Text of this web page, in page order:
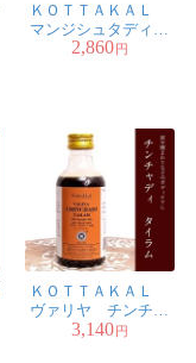
ＫＯＴＴＡＫＡＬ
マンジシュタディ
タイラム
2,860 円
ＫＯＴＴＡＫＡＬ
ヴァリヤ チンチャ
ディ タイラム
3,140 円